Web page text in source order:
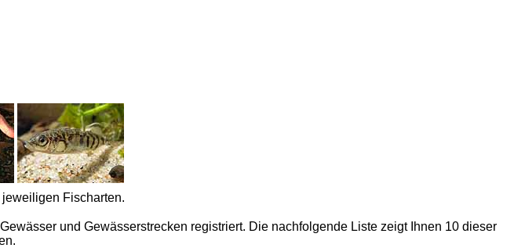
jeweiligen Fischarten.
und Gewässerstrecken registriert. Die nachfolgende Liste zeigt Ihnen 10 dieser